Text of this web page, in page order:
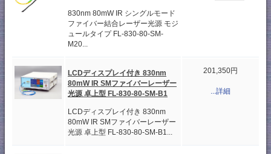
830nm 80mW IR シングルモード
ファイバー結合レーザー光源 モジ
ュールタイプ FL-830-80-SM-
M20...
LCDディスプレイ付き 830nm
80mW IR SMファイバーレーザー
光源 卓上型 FL-830-80-SM-B1
LCDディスプレイ付き 830nm
80mW IR SMファイバーレーザー
光源 卓上型 FL-830-80-SM-B1...
201,350円
...詳細